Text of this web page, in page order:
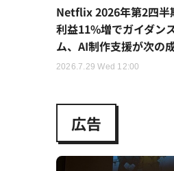
Netflix 2026年第2四半
利益11%増でガイダン
ム、AI制作支援が次の
2026.7.29 Wed 12:00
広告